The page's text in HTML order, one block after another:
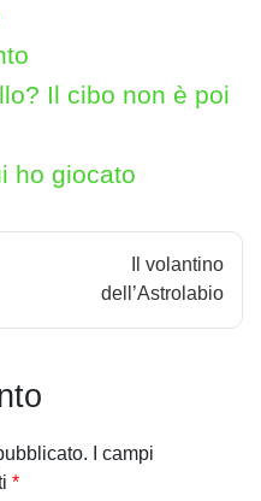
Il cibo non è poi
ho giocato
Il volantino
dell’Astrolabio
I campi
*